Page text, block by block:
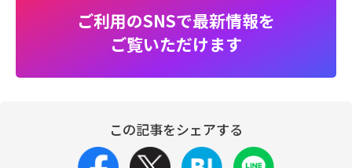
ご利用のSNSで最新情報を
ご覧いただけます
この記事をシェアする